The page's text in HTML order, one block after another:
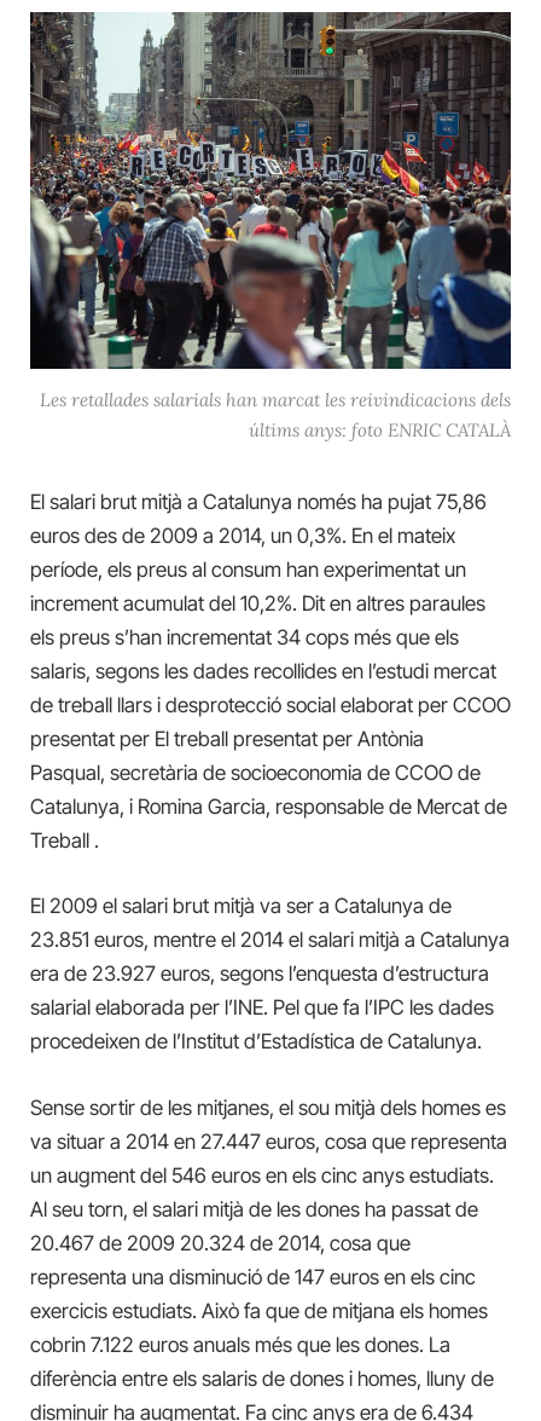
Les retallades salarials han marcat les reivindicacions dels
últims anys: foto ENRIC CATALÀ
El salari brut mitjà a Catalunya només ha pujat 75,86
euros des de 2009 a 2014, un 0,3%. En el mateix
període, els preus al consum han experimentat un
increment acumulat del 10,2%. Dit en altres paraules
els preus s’han incrementat 34 cops més que els
salaris, segons les dades recollides en l’estudi mercat
de treball llars i desprotecció social elaborat per CCOO
presentat per El treball presentat per Antònia
Pasqual, secretària de socioeconomia de CCOO de
Catalunya, i Romina Garcia, responsable de Mercat de
Treball .
El 2009 el salari brut mitjà va ser a Catalunya de
23.851 euros, mentre el 2014 el salari mitjà a Catalunya
era de 23.927 euros, segons l’enquesta d’estructura
salarial elaborada per l’INE. Pel que fa l’IPC les dades
procedeixen de l’Institut d’Estadística de Catalunya.
Sense sortir de les mitjanes, el sou mitjà dels homes es
va situar a 2014 en 27.447 euros, cosa que representa
un augment del 546 euros en els cinc anys estudiats.
Al seu torn, el salari mitjà de les dones ha passat de
20.467 de 2009 20.324 de 2014, cosa que
representa una disminució de 147 euros en els cinc
exercicis estudiats. Això fa que de mitjana els homes
cobrin 7.122 euros anuals més que les dones. La
diferència entre els salaris de dones i homes, lluny de
disminuir ha augmentat. Fa cinc anys era de 6.434